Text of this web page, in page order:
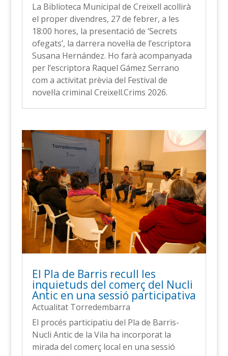
La Biblioteca Municipal de Creixell acollirà
el proper divendres, 27 de febrer, a les
18:00 hores, la presentació de ‘Secrets
ofegats’, la darrera novel·la de l’escriptora
Susana Hernández. Ho farà acompanyada
per l’escriptora Raquel Gámez Serrano
com a activitat prèvia del Festival de
novel·la criminal Creixell.Crims 2026.
El Pla de Barris recull les
inquietuds del comerç del Nucli
Antic en una sessió participativa
Actualitat Torredembarra
El procés participatiu del Pla de Barris-
Nucli Antic de la Vila ha incorporat la
mirada del comerç local en una sessió